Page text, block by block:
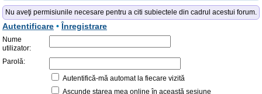
Nu aveţi permisiunile necesare pentru a citi subiectele din cadrul acestui forum.
Autentificare • Înregistrare
Nume
utilizator:
Parolă:
Autentifică-mă automat la fiecare vizită
Ascunde starea mea online în această sesiune